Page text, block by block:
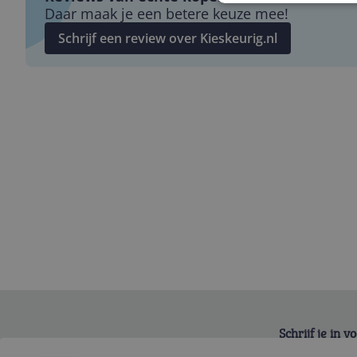
Daar maak je een betere keuze mee!
Schrijf een review over Kieskeurig.nl
Schrijf je in